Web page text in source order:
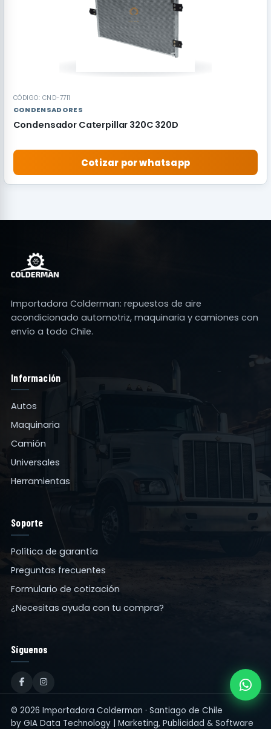
CÓDIGO: CND-7711
CONDENSADORES
Condensador Caterpillar 320C 320D
Cotizar por whatsapp
Importadora Colderman: repuestos de aire
acondicionado automotriz, maquinaria y camiones con
envío a todo Chile.
Información
Autos
Maquinaria
Camión
Universales
Herramientas
Soporte
Política de garantía
Preguntas frecuentes
Formulario de cotización
¿Necesitas ayuda con tu compra?
Síguenos
© 2026 Importadora Colderman · Santiago de Chile
byGIA Data Technology | Marketing, Publicidad & Software